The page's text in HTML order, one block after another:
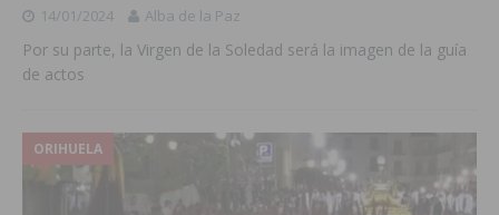
14/01/2024 Alba de la Paz
Por su parte, la Virgen de la Soledad será la imagen de la guía
de actos
ORIHUELA